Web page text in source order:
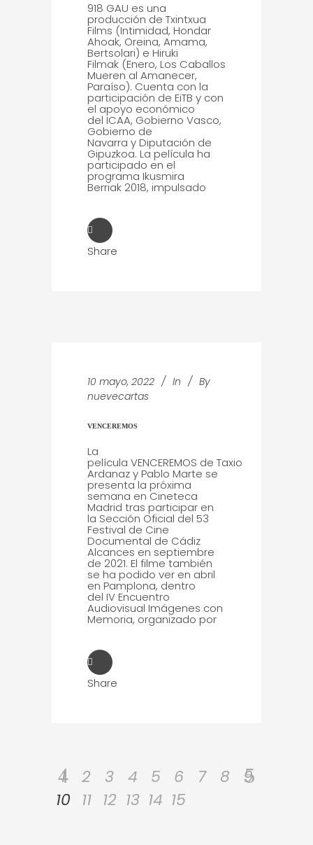
918 GAU es una
producción de Txintxua
Films (Intimidad, Hondar
Ahoak, Oreina, Amama,
Bertsolari) e Hiruki
Filmak (Enero, Los Caballos
Mueren al Amanecer,
Paraíso). Cuenta con la
participación de EiTB y con
el apoyo económico
del ICAA, Gobierno Vasco,
Gobierno de
Navarra y Diputación de
Gipuzkoa. La película ha
participado en el
programa Ikusmira
Berriak 2018, impulsado
Share
10 mayo, 2022 In
By
nuevecartas
VENCEREMOS
La
película VENCEREMOS de Taxio
Ardanaz y Pablo Marte se
presenta la próxima
semana en Cineteca
Madrid tras participar en
la Sección Oficial del 53
Festival de Cine
Documental de Cádiz
Alcances en septiembre
de 2021. El filme también
se ha podido ver en abril
en Pamplona, dentro
del IV Encuentro
Audiovisual Imágenes con
Memoria, organizado por
Share
1 2 3 4 5 6 7 8
9
10
11 12 13 14 15